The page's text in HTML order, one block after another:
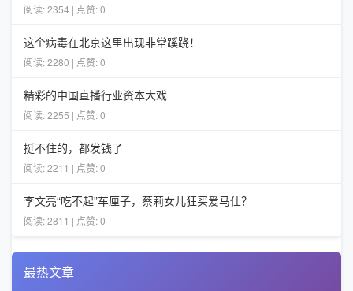
阅读: 2354 | 点赞: 0
这个病毒在北京这里出现非常蹊跷！
阅读: 2280 | 点赞: 0
精彩的中国直播行业资本大戏
阅读: 2255 | 点赞: 0
挺不住的，都发钱了
阅读: 2211 | 点赞: 0
李文亮“吃不起”车厘子，蔡莉女儿狂买爱马仕？
阅读: 2811 | 点赞: 0
最热文章